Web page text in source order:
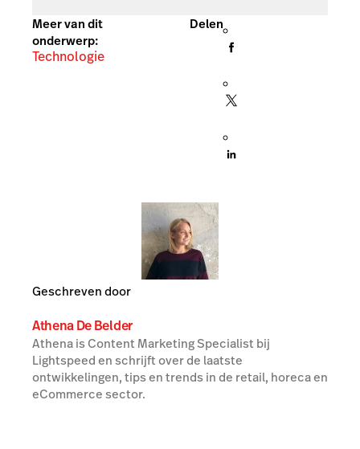
Meer van dit
onderwerp:
Technologie
Delen
Geschreven door
Athena De Belder
Athena is Content Marketing Specialist bij
Lightspeed en schrijft over de laatste
ontwikkelingen, tips en trends in de retail, horeca en
eCommerce sector.